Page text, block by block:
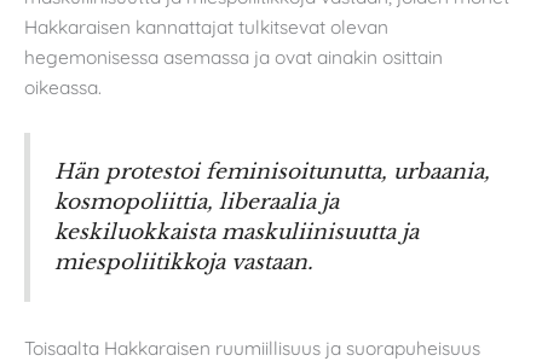
Hakkaraisen kannattajat tulkitsevat olevan
hegemonisessa asemassa ja ovat ainakin osittain
oikeassa.
Hän protestoi feminisoitunutta, urbaania,
kosmopoliittia, liberaalia ja
keskiluokkaista maskuliinisuutta ja
miespoliitikkoja vastaan.
Toisaalta Hakkaraisen ruumiillisuus ja suorapuheisuus